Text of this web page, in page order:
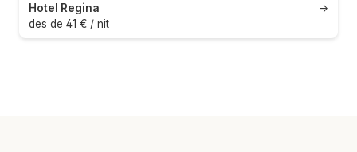
→
Hotel Regina
des de 41 € / nit